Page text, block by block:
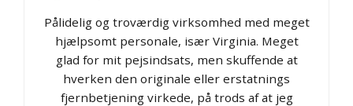
Pålidelig og troværdig virksomhed med meget
hjælpsomt personale, især Virginia. Meget
glad for mit pejsindsats, men skuffende at
hverken den originale eller erstatnings
fjernbetjening virkede, på trods af at jeg